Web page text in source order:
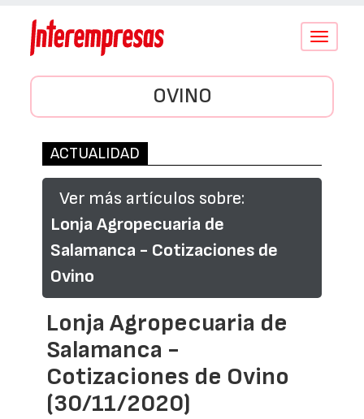
Conmutar
OVINO
ACTUALIDAD
Ver más artículos sobre:
Lonja Agropecuaria de
Salamanca - Cotizaciones de
Ovino
Lonja Agropecuaria de
Salamanca -
Cotizaciones de Ovino
(30/11/2020)